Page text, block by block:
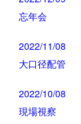
忘年会
2022/11/08
大口径配管
2022/10/08
現場視察